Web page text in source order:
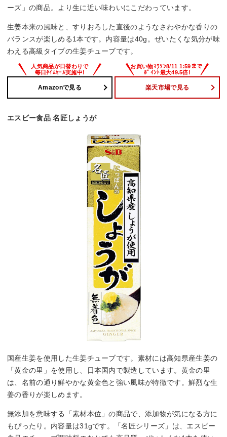
ーズ」の商品。より生に近い味わいにこだわっています。
生姜本来の風味と、すりおろした直後のようなさわやかな香りの
バランスが楽しめる1本です。内容量は40g。ぜいたくな気分が味
わえる高級タイプの生姜チューブです。
Amazonで見る 楽天市場で見る
エスビー食品 名匠しょうが
国産生姜を使用した生姜チューブです。素材には高知県産生姜の
「黄金の里」を使用し、日本国内で製造しています。黄金の里
は、名前の通り鮮やかな黄金色と強い風味が特徴です。鮮烈な生
姜の香りが楽しめます。
無添加を意味する「素材本位」の商品で、添加物が気になる方に
もぴったり。内容量は31gです。「名匠シリーズ」は、エスビー